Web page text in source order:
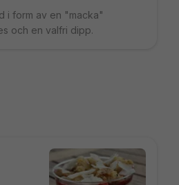
i form av en "macka"
och en valfri dipp.